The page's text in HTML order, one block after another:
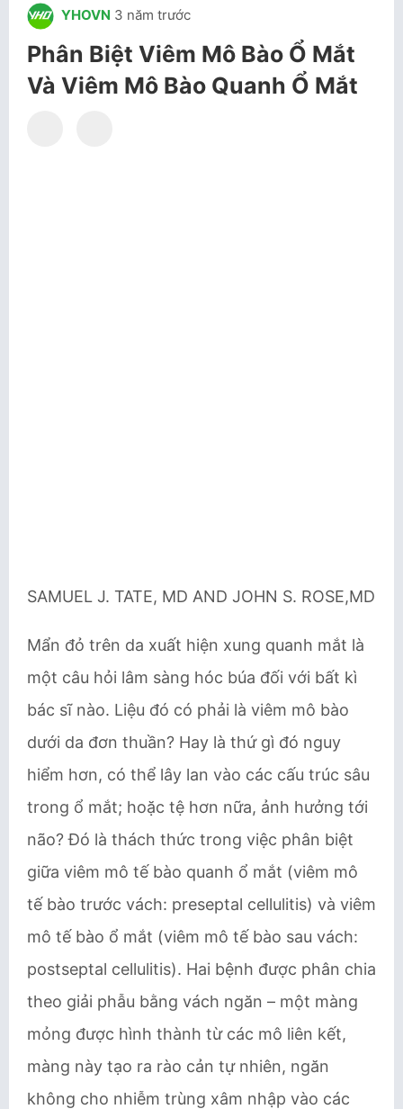
YHOVN 3 năm trước
Phân Biệt Viêm Mô Bào Ổ Mắt
Và Viêm Mô Bào Quanh Ổ Mắt
SAMUEL J. TATE, MD AND JOHN S. ROSE,MD
Mẩn đỏ trên da xuất hiện xung quanh mắt là
một câu hỏi lâm sàng hóc búa đối với bất kì
bác sĩ nào. Liệu đó có phải là viêm mô bào
dưới da đơn thuần? Hay là thứ gì đó nguy
hiểm hơn, có thể lây lan vào các cấu trúc sâu
trong ổ mắt; hoặc tệ hơn nữa, ảnh hưởng tới
não? Đó là thách thức trong việc phân biệt
giữa viêm mô tế bào quanh ổ mắt (viêm mô
tế bào trước vách: preseptal cellulitis) và viêm
mô tế bào ổ mắt (viêm mô tế bào sau vách:
postseptal cellulitis). Hai bệnh được phân chia
theo giải phẫu bằng vách ngăn – một màng
mỏng được hình thành từ các mô liên kết,
màng này tạo ra rào cản tự nhiên, ngăn
không cho nhiễm trùng xâm nhập vào các